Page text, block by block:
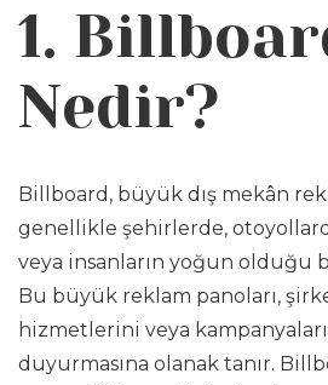
1.
Nedir?
Billboard, büyük dış mekân
genellikle şehirlerde,
veya insanların yoğun olduğu
Bu büyük reklam panoları,
hizmetlerini veya
duyurmasına olanak tanır.